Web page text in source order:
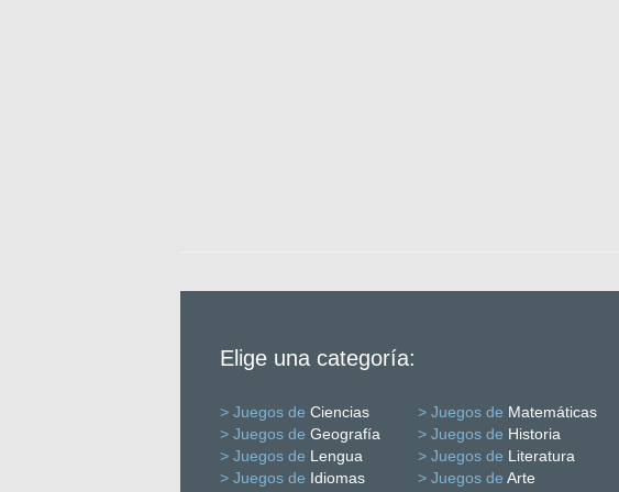
Elige una categoría:
> Juegos de Ciencias > Juegos de Matemáticas
> Juegos de Geografía > Juegos de Historia
> Juegos de Lengua > Juegos de Literatura
> Juegos de Idiomas > Juegos de Arte